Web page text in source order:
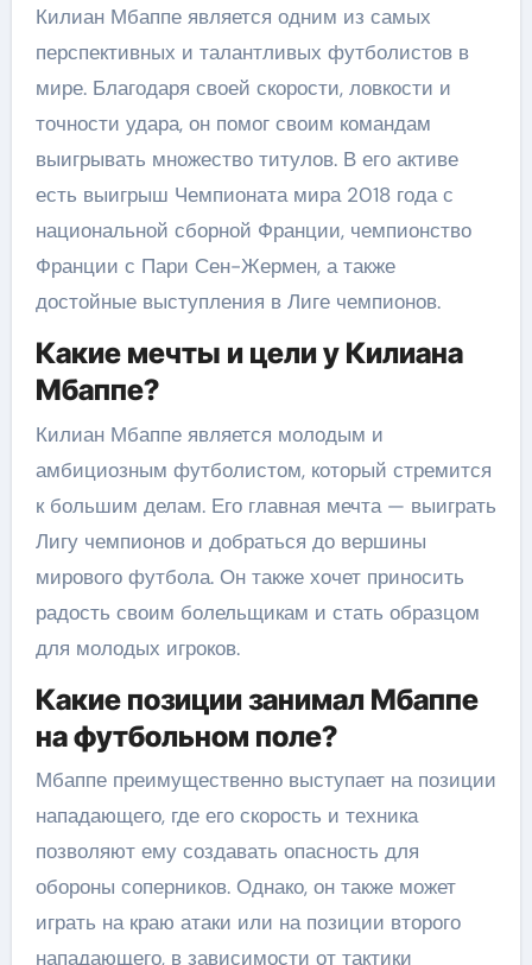
Килиан Мбаппе является одним из самых
перспективных и талантливых футболистов в
мире. Благодаря своей скорости, ловкости и
точности удара, он помог своим командам
выигрывать множество титулов. В его активе
есть выигрыш Чемпионата мира 2018 года с
национальной сборной Франции, чемпионство
Франции с Пари Сен-Жермен, а также
достойные выступления в Лиге чемпионов.
Какие мечты и цели у Килиана
Мбаппе?
Килиан Мбаппе является молодым и
амбициозным футболистом, который стремится
к большим делам. Его главная мечта — выиграть
Лигу чемпионов и добраться до вершины
мирового футбола. Он также хочет приносить
радость своим болельщикам и стать образцом
для молодых игроков.
Какие позиции занимал Мбаппе
на футбольном поле?
Мбаппе преимущественно выступает на позиции
нападающего, где его скорость и техника
позволяют ему создавать опасность для
обороны соперников. Однако, он также может
играть на краю атаки или на позиции второго
нападающего, в зависимости от тактики